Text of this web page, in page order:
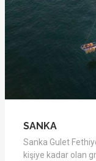
SANKA
Sanka Gulet
kişiye kadar olan